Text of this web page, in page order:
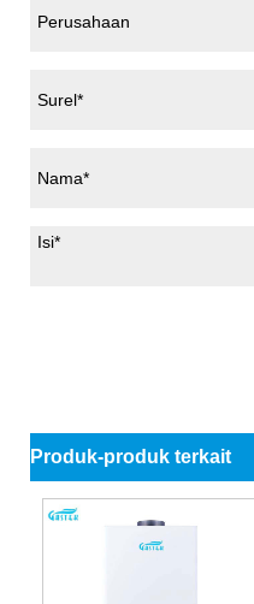
Produk-produk terkait